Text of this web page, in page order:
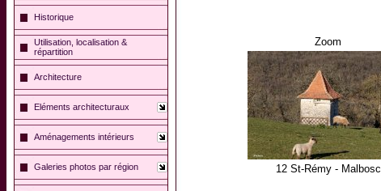
Historique
Utilisation, localisation &
répartition
Architecture
Eléments architecturaux
Aménagements intérieurs
Galeries photos par région
Zoom
12 St-Rémy - Malbosc